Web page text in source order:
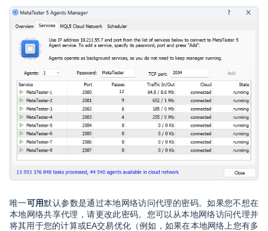
唯一可用默认参数是通过本地网络访问代理的密码。如果您不想在
本地网络共享代理，请更改此密码。您可以从本地网络访问代理并
将其用于您的计算或EA交易优化（例如，如果在本地网络上您有多